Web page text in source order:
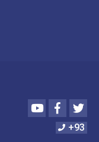
Youtube
+93